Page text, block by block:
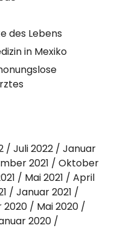
des Lebens
in Mexiko
Juli 2022
Januar
2021
Oktober
Mai 2021
April
Januar 2021
2020
Mai 2020
2020